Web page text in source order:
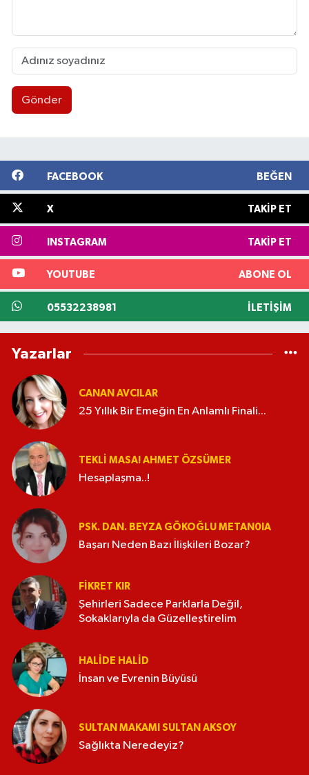
Gönder
FACEBOOK BEĞEN
X TAKIP ET
INSTAGRAM TAKIP ET
YOUTUBE ABONE OL
05532238981 İLETIŞIM
Yazarlar
CANAN AVCILAR
25 Yıllık Bir Emeğin En Anlamlı Finali...
TEKLI MASA! AHMET ÖZSÜMER
Hesaplaşma..!
PSK. DAN. BEYZA GÖKOĞLU METAN0IA
Başarı Neden Bazı İlişkileri Bozar?
FIKRET KIR
Şehirleri Sadece Parklarla Değil,
Sokaklarıyla da Güzelleştirelim
HALIDE HALID
İnsan ve Evrenin Büyüsü
SULTAN MAKAMI SULTAN AKSOY
Sağlıkta Neredeyiz?